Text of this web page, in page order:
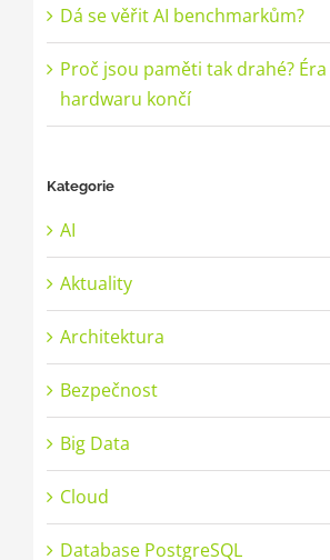
Dá se věřit AI benchmarkům?
Proč jsou paměti tak drahé?
hardwaru končí
Kategorie
AI
Aktuality
Architektura
Bezpečnost
Big Data
Cloud
Database PostgreSQL